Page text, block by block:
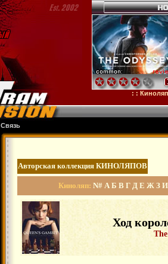
Связь
: : Киноляпы : :
Авторская коллекция КИНОЛЯПОВ
Киноляп: N# А Б В Г Д Е Ж З И
Ход